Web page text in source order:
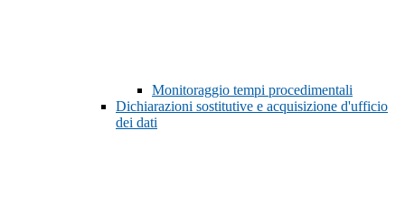
Monitoraggio tempi procedimentali
Dichiarazioni sostitutive e acquisizione d'ufficio
dei dati